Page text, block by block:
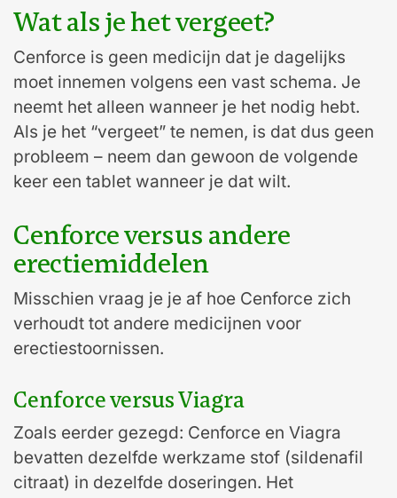
Wat als je het vergeet?
Cenforce is geen medicijn dat je dagelijks
moet innemen volgens een vast schema. Je
neemt het alleen wanneer je het nodig hebt.
Als je het “vergeet” te nemen, is dat dus geen
probleem – neem dan gewoon de volgende
keer een tablet wanneer je dat wilt.
Cenforce versus andere
erectiemiddelen
Misschien vraag je je af hoe Cenforce zich
verhoudt tot andere medicijnen voor
erectiestoornissen.
Cenforce versus Viagra
Zoals eerder gezegd: Cenforce en Viagra
bevatten dezelfde werkzame stof (sildenafil
citraat) in dezelfde doseringen. Het